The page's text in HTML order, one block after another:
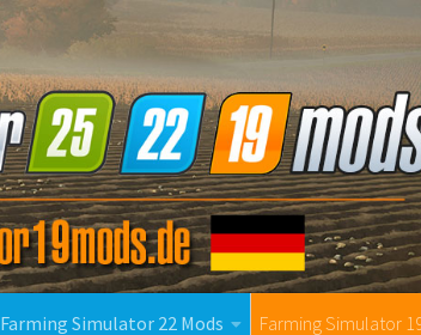
Farming Simulator 22 Mods Farming Simulator